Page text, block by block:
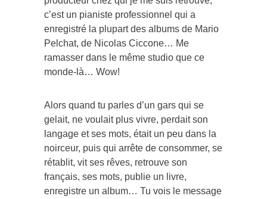
c’est un pianiste professionnel qui a
enregistré la plupart des albums de Mario
Pelchat, de Nicolas Ciccone… Me
ramasser dans le même studio que ce
monde-là… Wow!
Alors quand tu parles d’un gars qui se
gelait, ne voulait plus vivre, perdait son
langage et ses mots, était un peu dans la
noirceur, puis qui arrête de consommer, se
rétablit, vit ses rêves, retrouve son
français, ses mots, publie un livre,
enregistre un album… Tu vois le message